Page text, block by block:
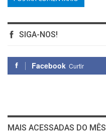
SIGA-NOS!
Facebook Curtir
MAIS ACESSADAS DO MÊS